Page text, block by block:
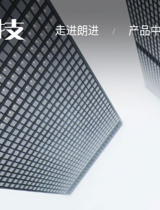
走进朗进 产品